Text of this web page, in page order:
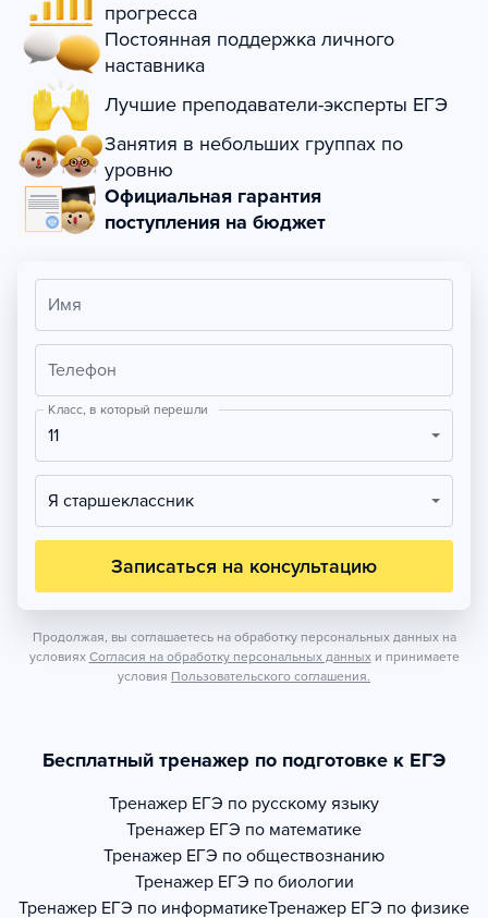
прогресса
Постоянная поддержка личного
наставника
Лучшие преподаватели-эксперты ЕГЭ
Занятия в небольших группах по
уровню
Официальная гарантия
поступления на бюджет
Имя
Телефон
Класс, в который перешли
11
Я старшеклассник
Записаться на консультацию
Продолжая, вы соглашаетесь на обработку персональных данных на
условиях Согласия на обработку персональных данных и принимаете
условия Пользовательского соглашения.
Бесплатный тренажер по подготовке к ЕГЭ
Тренажер ЕГЭ по русскому языку
Тренажер ЕГЭ по математике
Тренажер ЕГЭ по обществознанию
Тренажер ЕГЭ по биологии
Тренажер ЕГЭ по информатикеТренажер ЕГЭ по физике